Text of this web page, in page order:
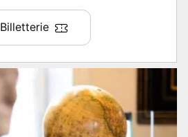
Billetterie